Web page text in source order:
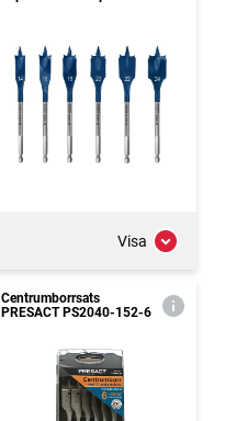
Visa
Centrumborrsats
PRESACT PS2040-152-6